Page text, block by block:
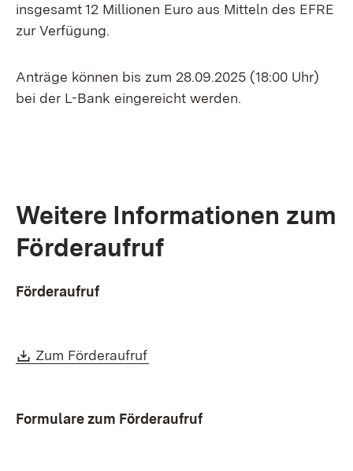
insgesamt 12 Millionen Euro aus Mitteln des EFRE
zur Verfügung.
Anträge können bis zum 28.09.2025 (18:00 Uhr)
bei der L-Bank eingereicht werden.
Weitere Informationen zum
Förderaufruf
Förderaufruf
Download:
Zum Förderaufruf
Formulare zum Förderaufruf